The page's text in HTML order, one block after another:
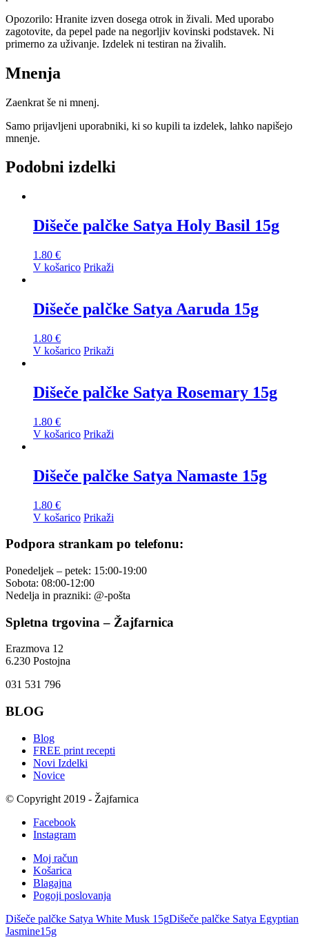
Opozorilo: Hranite izven dosega otrok in živali. Med uporabo
zagotovite, da pepel pade na negorljiv kovinski podstavek. Ni
primerno za uživanje. Izdelek ni testiran na živalih.
Mnenja
Zaenkrat še ni mnenj.
Samo prijavljeni uporabniki, ki so kupili ta izdelek, lahko napišejo
mnenje.
Podobni izdelki
Dišeče palčke Satya Holy Basil 15g
1.80 €
V košarico Prikaži
Dišeče palčke Satya Aaruda 15g
1.80 €
V košarico Prikaži
Dišeče palčke Satya Rosemary 15g
1.80 €
V košarico Prikaži
Dišeče palčke Satya Namaste 15g
1.80 €
V košarico Prikaži
Podpora strankam po telefonu:
Ponedeljek – petek: 15:00-19:00
Sobota: 08:00-12:00
Nedelja in prazniki: @-pošta
Spletna trgovina – Žajfarnica
Erazmova 12
6.230 Postojna
031 531 796
BLOG
Blog
FREE print recepti
Novi Izdelki
Novice
© Copyright 2019 - Žajfarnica
Facebook
Instagram
Moj račun
Košarica
Blagajna
Pogoji poslovanja
Dišeče palčke Satya White Musk 15gDišeče palčke Satya Egyptian
Jasmine15g